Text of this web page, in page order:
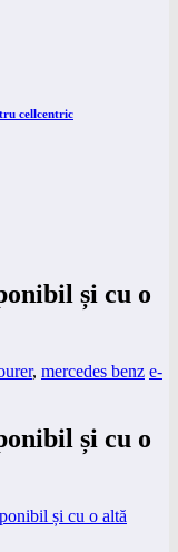
cellcentric
și cu o
, mercedes benz e-
și cu o